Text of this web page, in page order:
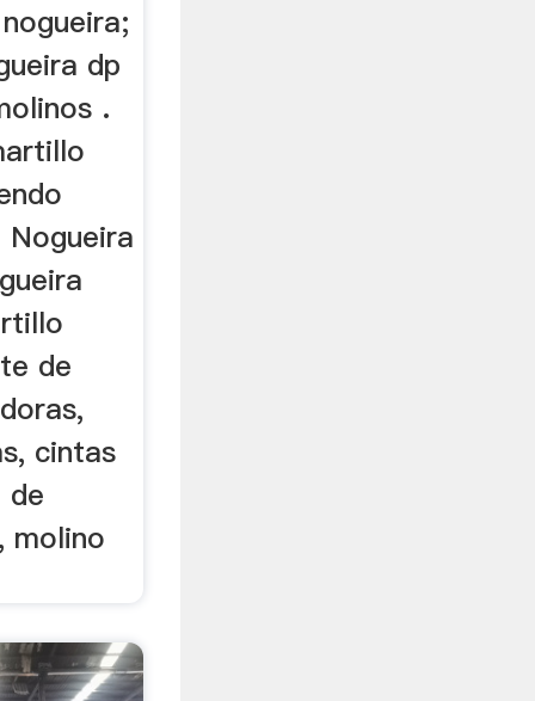
dp
.
de
cintas
de
molino